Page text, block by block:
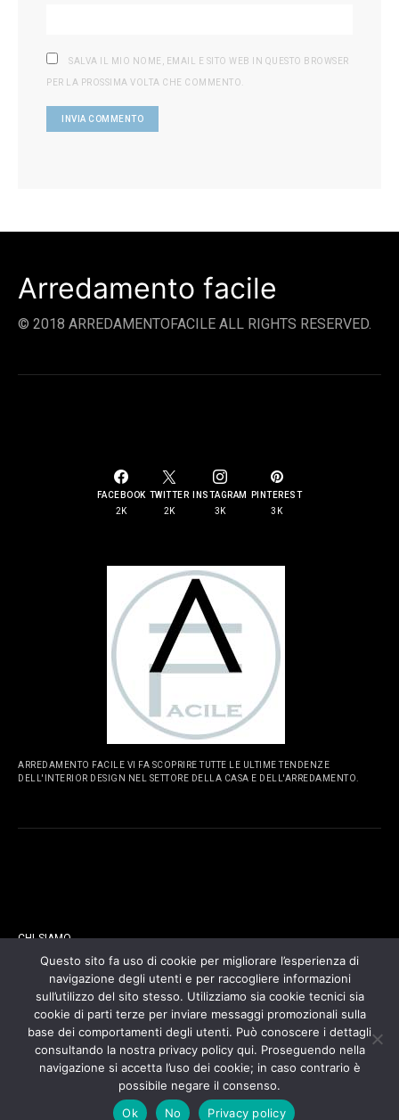
SALVA IL MIO NOME, EMAIL E SITO WEB IN QUESTO BROWSER
PER LA PROSSIMA VOLTA CHE COMMENTO.
Arredamento facile
© 2018 ARREDAMENTOFACILE ALL RIGHTS RESERVED.
FACEBOOK
2K
TWITTER
2K
INSTAGRAM
3K
PINTEREST
3K
ARREDAMENTO FACILE VI FA SCOPRIRE TUTTE LE ULTIME TENDENZE
DELL'INTERIOR DESIGN NEL SETTORE DELLA CASA E DELL'ARREDAMENTO.
CHI SIAMO
CONTATTI
COOKIES POLICY
PRIVACY POLICY
Questo sito fa uso di cookie per migliorare l’esperienza di
navigazione degli utenti e per raccogliere informazioni
sull’utilizzo del sito stesso. Utilizziamo sia cookie tecnici sia
cookie di parti terze per inviare messaggi promozionali sulla
base dei comportamenti degli utenti. Può conoscere i dettagli
consultando la nostra privacy policy qui. Proseguendo nella
navigazione si accetta l’uso dei cookie; in caso contrario è
possibile negare il consenso.
Ok
No Privacy policy